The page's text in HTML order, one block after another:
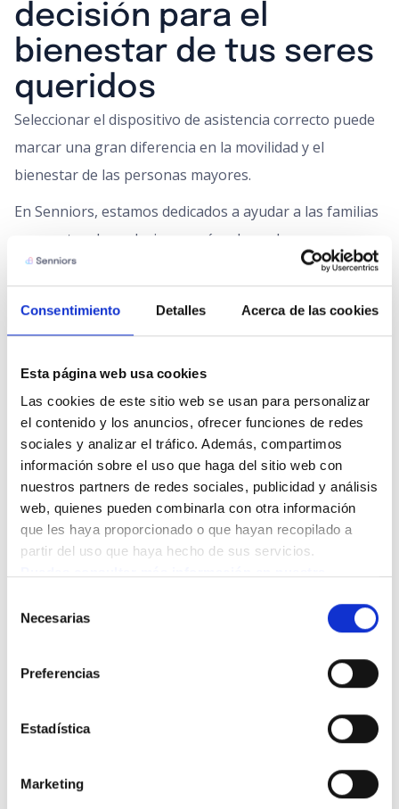
Consentimiento Detalles Acerca de las cookies
Esta página web usa cookies
Las cookies de este sitio web se usan para personalizar
el contenido y los anuncios, ofrecer funciones de redes
sociales y analizar el tráfico. Además, compartimos
información sobre el uso que haga del sitio web con
nuestros partners de redes sociales, publicidad y análisis
web, quienes pueden combinarla con otra información
que les haya proporcionado o que hayan recopilado a
partir del uso que haya hecho de sus servicios.
Necesarias
Preferencias
Estadística
Marketing
decisión para el
bienestar de tus seres
queridos
Seleccionar el dispositivo de asistencia correcto puede
marcar una gran diferencia en la movilidad y el
bienestar de las personas mayores.
En Senniors, estamos dedicados a ayudar a las familias
a encontrar las soluciones más adecuadas para sus
seres queridos. Si necesitas asesoría personalizada, no
adaptadas a tus necesidades.
asistencia es seguro y de calidad?
Busca marcas certificadas con normas ISO y sellos de
resistente: aluminio anodizado o acero inoxidable.
manejable. Lee opiniones de usuarios verificados.
mayor un dispositivo de movilidad?
Si tienes dificultades para caminar más de 10 minutos
sin cansancio, sufriste una caída recientemente,
¿Cuánto cuesta un dispositivo de